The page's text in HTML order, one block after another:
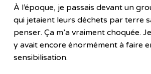
À l’époque, je passais devant un
qui jetaient leurs déchets par terre
penser. Ça m’a vraiment choquée.
y avait encore énormément à faire
sensibilisation.